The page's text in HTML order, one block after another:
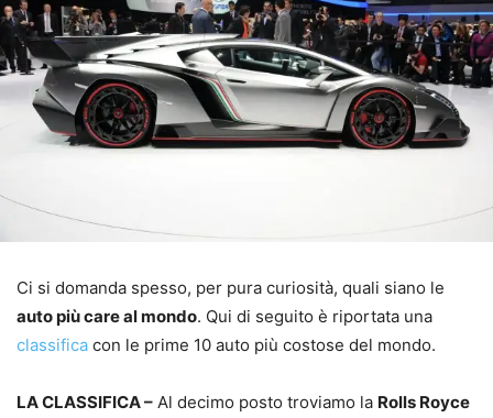
Ci si domanda spesso, per pura curiosità, quali siano le
auto più care al mondo. Qui di seguito è riportata una
classifica con le prime 10 auto più costose del mondo.
LA CLASSIFICA – Al decimo posto troviamo la Rolls Royce